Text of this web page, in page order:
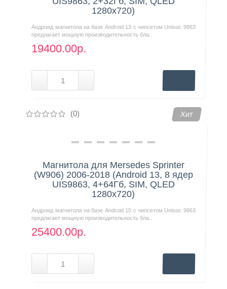
1280x720)
Андроид магнитола на базе Android 13 с чипсетом Unisoc 9863
предлагает мощную производительность бла..
19400.00р.
(0) Хит
Магнитола для Mersedes Sprinter
(W906) 2006-2018 (Android 13, 8 ядер
UIS9863, 4+64Гб, SIM, QLED
1280x720)
Андроид магнитола на базе Android 10 с чипсетом Unisoc 9863
предлагает мощную производительность бла..
25400.00р.